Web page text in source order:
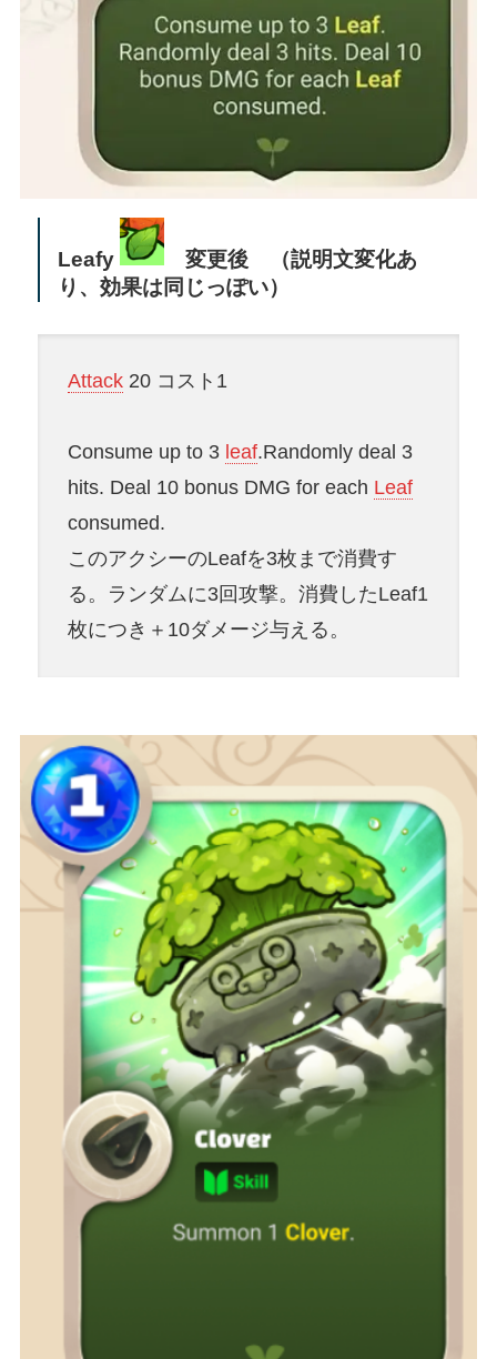
Leafy
変更後 （説明文変化あ
り、効果は同じっぽい）
Attack20 コスト1
Consume up to 3 leaf.Randomly deal 3
hits. Deal 10 bonus DMG for each Leaf
consumed.
このアクシーのLeafを3枚まで消費す
る。ランダムに3回攻撃。消費したLeaf1
枚につき＋10ダメージ与える。